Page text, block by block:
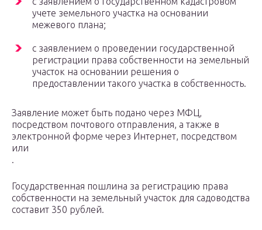
учете земельного участка на основании
межевого плана;
с заявлением о проведении государственной
регистрации права собственности на земельный
участок на основании решения о
предоставлении такого участка в собственность.
Заявление может быть подано через МФЦ,
посредством почтового отправления, а также в
электронной форме через Интернет, посредством
или
.
Государственная пошлина за регистрацию права
собственности на земельный участок для садоводства
составит 350 рублей.